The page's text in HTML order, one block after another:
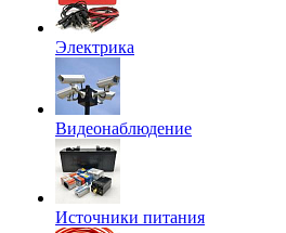
Электрика
Видеонаблюдение
Источники питания